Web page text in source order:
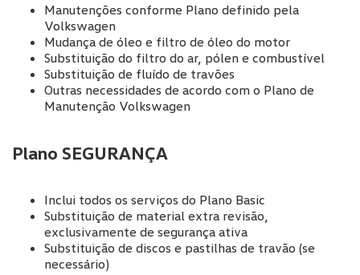
Manutenções conforme Plano definido pela
Volkswagen
Mudança de óleo e filtro de óleo do motor
Substituição do filtro do ar, pólen e combustível
Substituição de fluído de travões
Outras necessidades de acordo com o Plano de
Manutenção Volkswagen
Plano SEGURANÇA
Inclui todos os serviços do Plano Basic
Substituição de material extra revisão,
exclusivamente de segurança ativa
Substituição de discos e pastilhas de travão (se
necessário)